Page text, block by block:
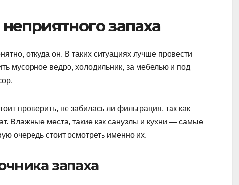
запаха
откуда он. В таких ситуациях лучше провести
мусорное ведро, холодильник, за мебелью и под
проверить, не забилась ли фильтрация, так как
Влажные места, такие как санузлы и кухни — самые
очередь стоит осмотреть именно их.
запаха